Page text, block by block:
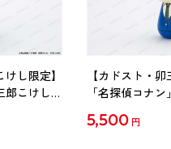
し限定】
郎こけし
【カドスト・
「名探偵コナ
5,500 円